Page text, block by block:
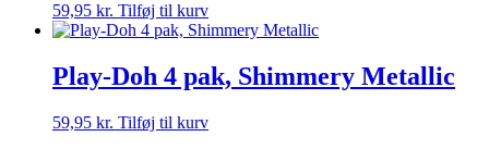
59,95 kr. Tilføj til kurv
Play-Doh 4 pak, Shimmery Metallic
59,95 kr. Tilføj til kurv